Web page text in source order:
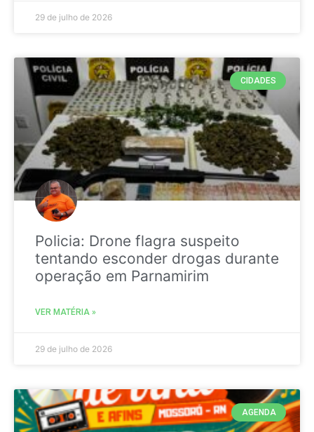
29 de julho de 2026
CIDADES
Policia: Drone flagra suspeito
tentando esconder drogas durante
operação em Parnamirim
VER MATÉRIA »
29 de julho de 2026
AGENDA